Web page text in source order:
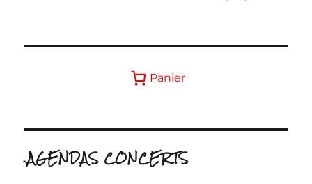
Panier
.AGENDAS CONCERTS